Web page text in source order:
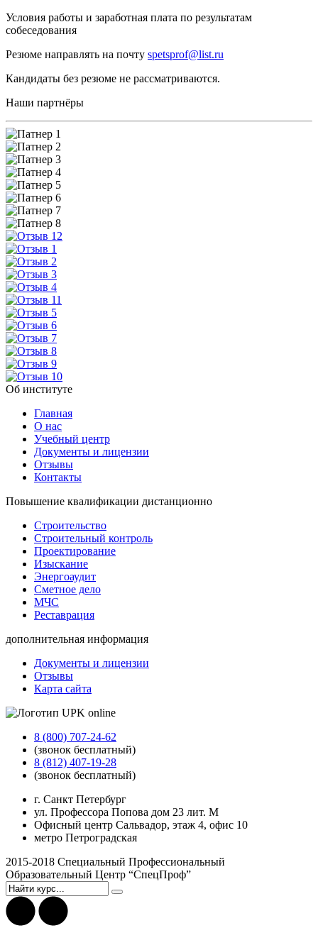
Условия работы и заработная плата по результатам
собеседования
Резюме направлять на почту spetsprof@list.ru
Кандидаты без резюме не рассматриваются.
Наши партнёры
Об институте
Главная
О нас
Учебный центр
Документы и лицензии
Отзывы
Контакты
Повышение квалификации дистанционно
Строительство
Строительный контроль
Проектирование
Изыскание
Энергоаудит
Сметное дело
МЧС
Реставрация
дополнительная информация
Документы и лицензии
Отзывы
Карта сайта
8 (800) 707-24-62
(звонок бесплатный)
8 (812) 407-19-28
(звонок бесплатный)
г. Санкт Петербург
ул. Профессора Попова дом 23 лит. М
Офисный центр Сальвадор, этаж 4, офис 10
метро Петроградская
2015-2018 Специальный Профессиональный
Образовательный Центр “СпецПроф”